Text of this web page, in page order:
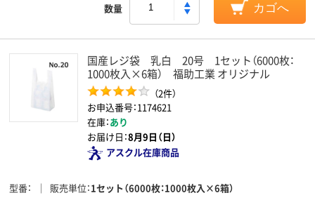
数量 カゴへ
国産レジ袋 乳白 20号 1セット（6000枚：
1000枚入×6箱） 福助工業 オリジナル
（2件）
お申込番号：1174621
在庫：あり
お届け日：8月9日（日）
アスクル在庫商品
型番 販売単位 1セット（6000枚：1000枚入×6箱）